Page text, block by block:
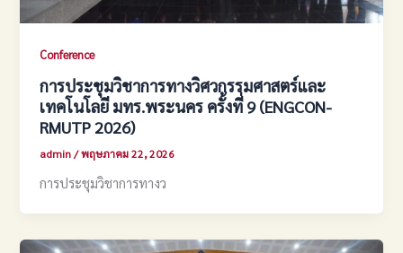
Conference
การประชุมวิชาการทางวิศวกรรมศาสตร์และ
เทคโนโลยี มทร.พระนคร ครั้งที่ 9 (ENGCON-
RMUTP 2026)
admin/พฤษภาคม 22, 2026
การประชุมวิชาการทางว